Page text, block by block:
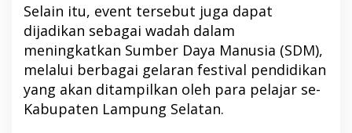
Selain itu, event tersebut juga dapat
dijadikan sebagai wadah dalam
meningkatkan Sumber Daya Manusia (SDM),
melalui berbagai gelaran festival pendidikan
yang akan ditampilkan oleh para pelajar se-
Kabupaten Lampung Selatan.